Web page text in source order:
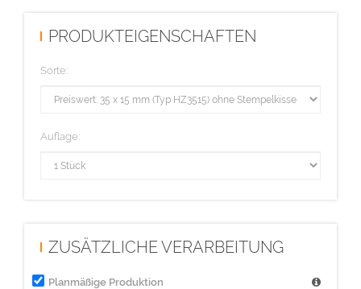
PRODUKTEIGENSCHAFTEN
Sorte:
Auflage:
ZUSÄTZLICHE VERARBEITUNG
Planmäßige Produktion